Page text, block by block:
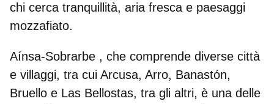
chi cerca tranquillità, aria fresca e paesaggi
mozzafiato.
Aínsa-Sobrarbe , che comprende diverse città
e villaggi, tra cui Arcusa, Arro, Banastón,
Bruello e Las Bellostas, tra gli altri, è una delle